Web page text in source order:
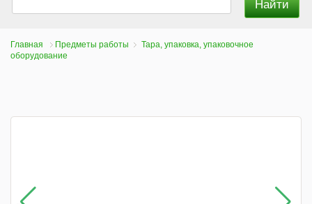
Главная Предметы работы
Тара, упаковка, упаковочное
оборудование